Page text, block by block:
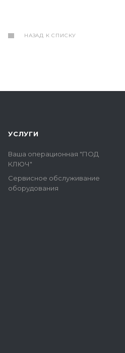
НАЗАД К СПИСКУ
УСЛУГИ
Ваша операционная "ПОД
КЛЮЧ"
Сервисное обслуживание
оборудования